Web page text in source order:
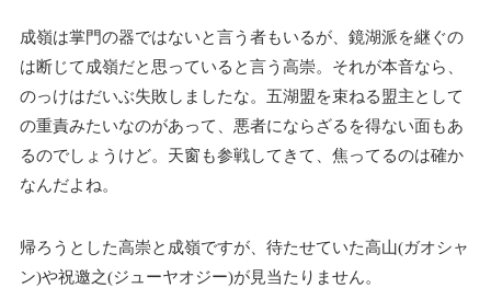
成嶺は掌門の器ではないと言う者もいるが、鏡湖派を継ぐの
は断じて成嶺だと思っていると言う高崇。それが本音なら、
のっけはだいぶ失敗しましたな。五湖盟を束ねる盟主として
の重責みたいなのがあって、悪者にならざるを得ない面もあ
るのでしょうけど。天窗も参戦してきて、焦ってるのは確か
なんだよね。
帰ろうとした高崇と成嶺ですが、待たせていた高山(ガオシャ
ン)や祝邀之(ジューヤオジー)が見当たりません。